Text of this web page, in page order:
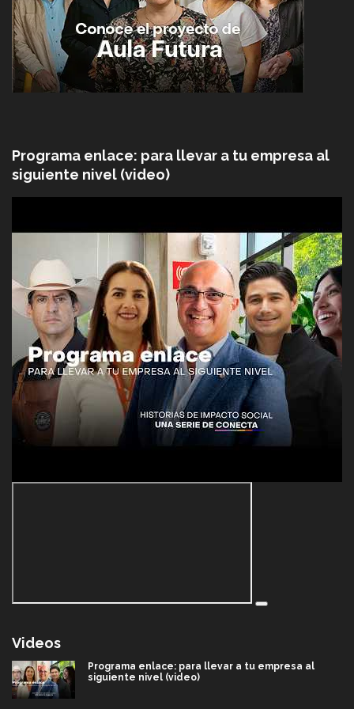
Programa enlace: para llevar a tu empresa al
siguiente nivel (video)
Videos
Programa enlace: para llevar a tu empresa al
siguiente nivel (video)